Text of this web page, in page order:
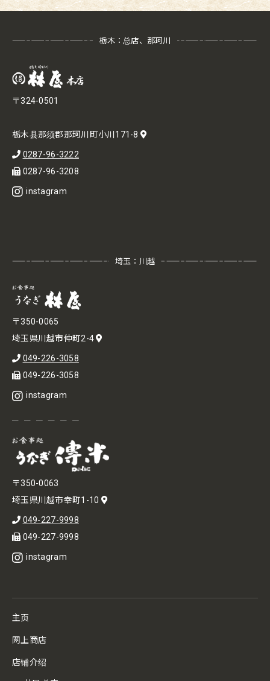
栃木：总店、那珂川
〒324-0501
栃木县那须郡那珂川町小川171-8
0287-96-3222
0287-96-3208
instagram
埼玉：川越
〒350-0065
埼玉県川越市仲町2-4
049-226-3058
049-226-3058
instagram
〒350-0063
埼玉県川越市幸町1-10
049-227-9998
049-227-9998
instagram
主页
网上商店
店铺介绍